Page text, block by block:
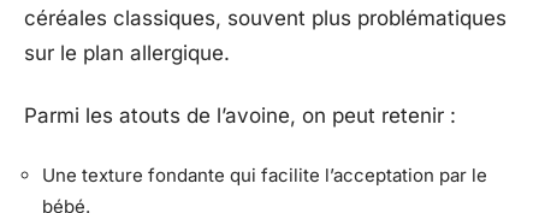
céréales classiques, souvent plus problématiques
sur le plan allergique.
Parmi les atouts de l’avoine, on peut retenir :
Une texture fondante qui facilite l’acceptation par le
bébé.